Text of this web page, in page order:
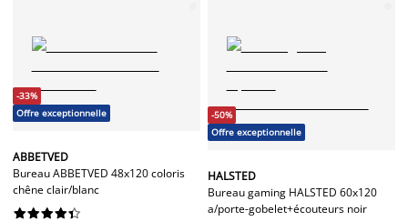
-33%
Offre exceptionnelle
ABBETVED
Bureau ABBETVED 48x120 coloris
chêne clair/blanc






-50%
Offre exceptionnelle
HALSTED
Bureau gaming HALSTED 60x120
a/porte-gobelet+écouteurs noir